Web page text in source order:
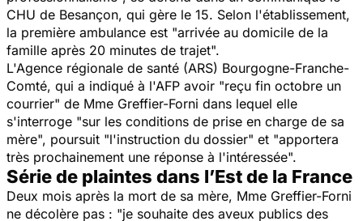
CHU de Besançon, qui gère le 15. Selon l'établissement,
la première ambulance est "arrivée au domicile de la
famille après 20 minutes de trajet".
L'Agence régionale de santé (ARS) Bourgogne-Franche-
Comté, qui a indiqué à l'AFP avoir "reçu fin octobre un
courrier" de Mme Greffier-Forni dans lequel elle
s'interroge "sur les conditions de prise en charge de sa
mère", poursuit "l'instruction du dossier" et "apportera
très prochainement une réponse à l'intéressée".
Série de plaintes dans l’Est de la France
Deux mois après la mort de sa mère, Mme Greffier-Forni
ne décolère pas : "je souhaite des aveux publics des